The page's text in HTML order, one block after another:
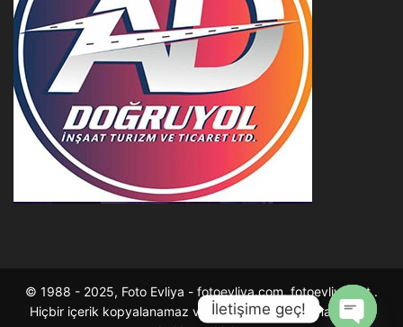
© 1988 - 2025, Foto Evliya - fotoevliya.com, fotoevliya.net .
Hiçbir içerik kopyalanamaz ve çoğaltılarak satılamaz . Tüm
İletişime geç!